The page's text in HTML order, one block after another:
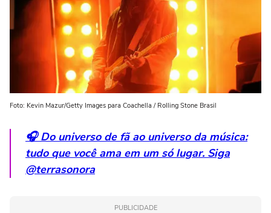
Foto: Kevin Mazur/Getty Images para Coachella / Rolling Stone Brasil
🎧 Do universo de fã ao universo da música:
tudo que você ama em um só lugar. Siga
@terrasonora
PUBLICIDADE